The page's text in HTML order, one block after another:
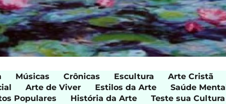
Músicas Crônicas Escultura Arte Cristã
Arte de Viver Estilos da Arte Saúde
Populares História da Arte Teste sua Cultura